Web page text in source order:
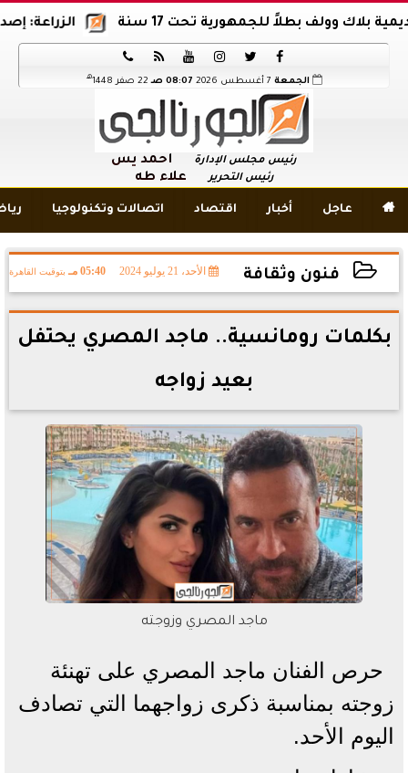
الزراعة: إصدار 12 ألف موافقة وتصريح بالمبيدات خلال 6 شهور وولف بطلاً للجمهورية تحت 17 سنة






الجمعة 08:07 صـ 22 صفر 1448 هـ
رئيس مجلس الإدارة أحمد يس
رئيس التحرير علاء طه
 عاجل أخبار اقتصاد اتصالات وتكنولوجيا
فنون وثقافة الأحد، 21 يوليو 2024 05:40 مـ بتوقيت القاهرة
2024-07-21 17:40:08
بكلمات رومانسية.. ماجد المصري يحتفل
بعيد زواجه
ماجد المصري وزوجته
حرص الفنان ماجد المصري على تهنئة
زوجته بمناسبة ذكرى زواجهما التي تصادف
اليوم الأحد.